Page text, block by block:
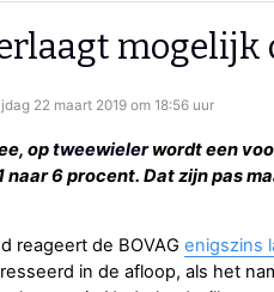
RSS
mogelijk
22 maart 2019 om 18:56 uur
optweewielerwordt een
naar 6 procent. Dat zijn pas
reageert de BOVAG enigszins
in de afloop, als het